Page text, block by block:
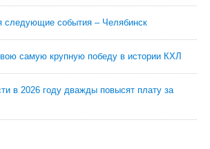
следующие события – Челябинск
самую крупную победу в истории КХЛ
в 2026 году дважды повысят плату за